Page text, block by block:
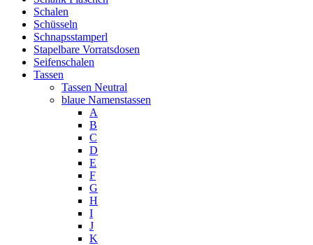
Schalen
Schüsseln
Schnapsstamperl
Stapelbare Vorratsdosen
Seifenschalen
Tassen
Tassen Neutral
blaue Namenstassen
A
B
C
D
E
F
G
H
I
J
K